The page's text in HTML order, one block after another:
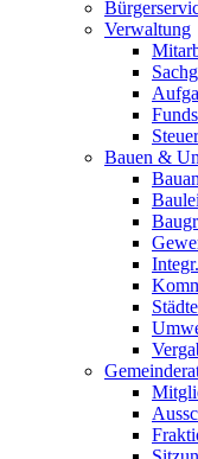
Verwaltung
Bauen &